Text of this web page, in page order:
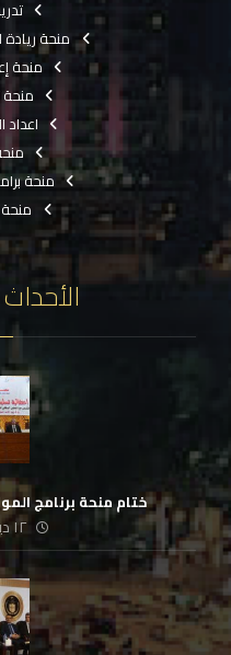
تدريب
منحة
منحة
منحة
اعداد
منحة ٢٠٠٠
منحة
ختام منحة برنامج
١٢ ديسمبر، ٢٠٢١